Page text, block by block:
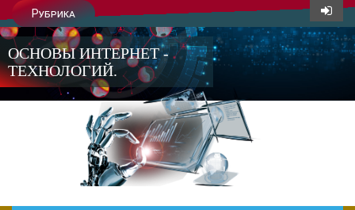
Рубрика
ОСНОВЫ ИНТЕРНЕТ -
ТЕХНОЛОГИЙ.